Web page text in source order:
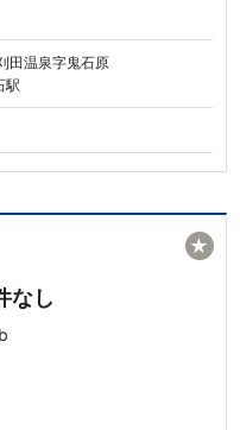
田温泉字鬼石原
駅
なし
★